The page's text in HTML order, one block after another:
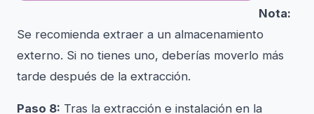
Nota:
Se recomienda extraer a un almacenamiento
externo. Si no tienes uno, deberías moverlo más
tarde después de la extracción.
Paso 8: Tras la extracción e instalación en la